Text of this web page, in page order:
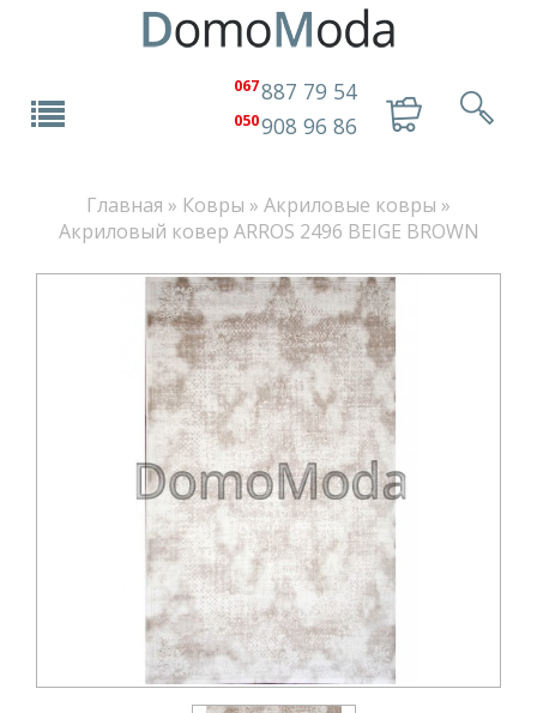
067887 79 54
050908 96 86
Главная » Ковры » Акриловые ковры »
Акриловый ковер ARROS 2496 BEIGE BROWN